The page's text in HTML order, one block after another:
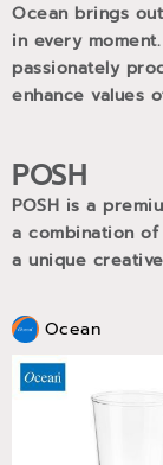
Ocean brings
in every
passionately
enhance values
POSH
POSH is a
a combination
a unique
Ocean